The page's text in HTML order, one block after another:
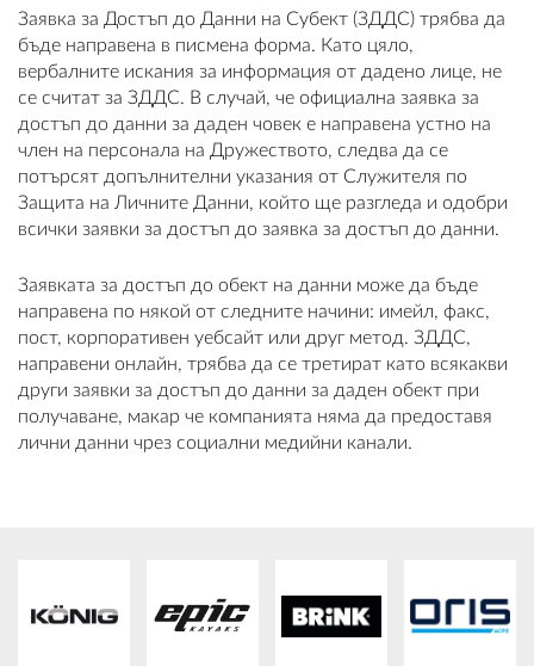
Заявка за Достъп до Данни на Субект (ЗДДС) трябва да
бъде направена в писмена форма. Като цяло,
вербалните искания за информация от дадено лице, не
се считат за ЗДДС. В случай, че официална заявка за
достъп до данни за даден човек е направена устно на
член на персонала на Дружеството, следва да се
потърсят допълнителни указания от Служителя по
Защита на Личните Данни, който ще разгледа и одобри
всички заявки за достъп до заявка за достъп до данни.
Заявката за достъп до обект на данни може да бъде
направена по някой от следните начини: имейл, факс,
пост, корпоративен уебсайт или друг метод. ЗДДС,
направени онлайн, трябва да се третират като всякакви
други заявки за достъп до данни за даден обект при
получаване, макар че компанията няма да предоставя
лични данни чрез социални медийни канали.